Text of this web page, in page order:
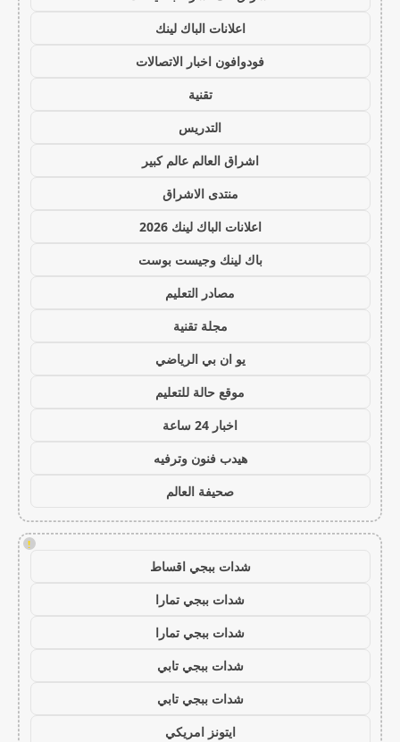
اعلانات الباك لينك
فودوافون اخبار الاتصالات
تقنية
التدريس
اشراق العالم عالم كبير
منتدى الاشراق
اعلانات الباك لينك 2026
باك لينك وجيست بوست
مصادر التعليم
مجلة تقنية
يو ان بي الرياضي
موقع حالة للتعليم
اخبار 24 ساعة
هيدب فنون وترفيه
صحيفة العالم
!
شدات ببجي اقساط
شدات ببجي تمارا
شدات ببجي تمارا
شدات ببجي تابي
شدات ببجي تابي
ايتونز امريكي